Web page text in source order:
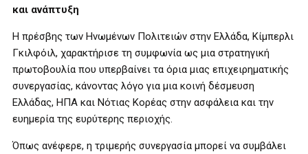
και ανάπτυξη
Η πρέσβης των Ηνωμένων Πολιτειών στην Ελλάδα, Κίμπερλι
Γκιλφόιλ, χαρακτήρισε τη συμφωνία ως μια στρατηγική
πρωτοβουλία που υπερβαίνει τα όρια μιας επιχειρηματικής
συνεργασίας, κάνοντας λόγο για μια κοινή δέσμευση
Ελλάδας, ΗΠΑ και Νότιας Κορέας στην ασφάλεια και την
ευημερία της ευρύτερης περιοχής.
Όπως ανέφερε, η τριμερής συνεργασία μπορεί να συμβάλει